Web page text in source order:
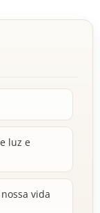
luz e
vida